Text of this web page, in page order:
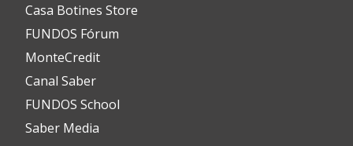
Casa Botines Store
FUNDOS Fórum
MonteCredit
Canal Saber
FUNDOS School
Saber Media